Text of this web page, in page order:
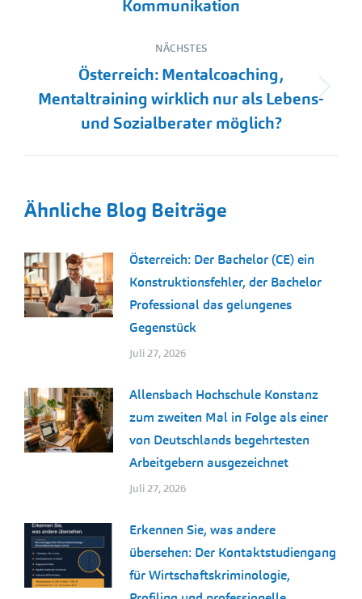
Beitrag:
Kommunikation
NÄCHSTES
Nächster
Beitrag:
Österreich: Mentalcoaching,
Mentaltraining wirklich nur als Lebens-
und Sozialberater möglich?
Ähnliche Blog Beiträge
Österreich: Der Bachelor (CE) ein
Konstruktionsfehler, der Bachelor
Professional das gelungenes
Gegenstück
Juli 27, 2026
Allensbach Hochschule Konstanz
zum zweiten Mal in Folge als einer
von Deutschlands begehrtesten
Arbeitgebern ausgezeichnet
Juli 27, 2026
Erkennen Sie, was andere
übersehen: Der Kontaktstudiengang
für Wirtschaftskriminologie,